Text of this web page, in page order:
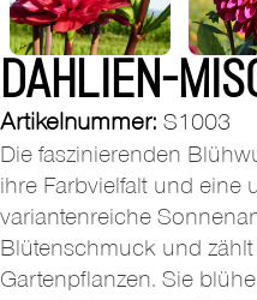
DAHLIEN-
Artikelnummer: S1003
Die faszinierenden
ihre Farbvielfalt und eine
variantenreiche
Blütenschmuck und
Gartenpflanzen. Sie